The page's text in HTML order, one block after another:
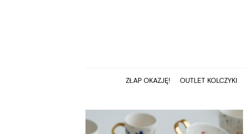
ZŁAP OKAZJĘ! OUTLET KOLCZYKI